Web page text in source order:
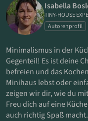
RATGEBER
ÜBER UNS
Isabella
TINY-HOUSE
Autorenprofil
Minimalismus in der
Gegenteil! Es ist deine
befreien und das
Minihaus lebst oder
zeigen wir dir, wie du
Freu dich auf eine
auch richtig Spaß macht.